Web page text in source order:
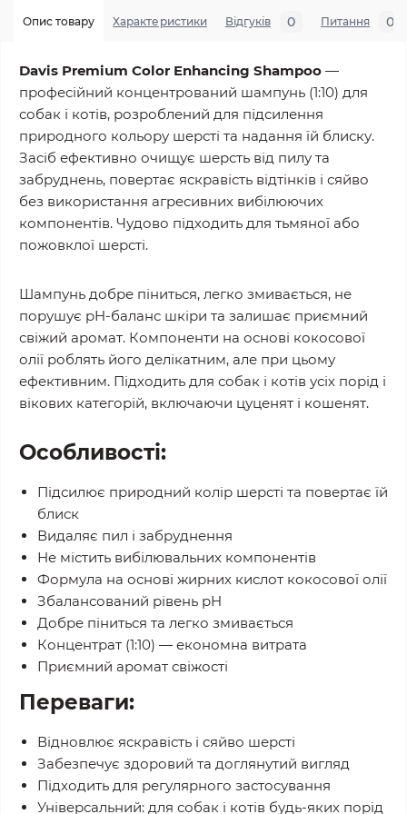
Опис товару Характеристики Відгуків 0 Питання 0
Davis Premium Color Enhancing Shampoo —
професійний концентрований шампунь (1:10) для
собак і котів, розроблений для підсилення
природного кольору шерсті та надання їй блиску.
Засіб ефективно очищує шерсть від пилу та
забруднень, повертає яскравість відтінків і сяйво
без використання агресивних вибілюючих
компонентів. Чудово підходить для тьмяної або
пожовклої шерсті.
Шампунь добре піниться, легко змивається, не
порушує pH-баланс шкіри та залишає приємний
свіжий аромат. Компоненти на основі кокосової
олії роблять його делікатним, але при цьому
ефективним. Підходить для собак і котів усіх порід і
вікових категорій, включаючи цуценят і кошенят.
Особливості:
Підсилює природний колір шерсті та повертає їй
блиск
Видаляє пил і забруднення
Не містить вибілювальних компонентів
Формула на основі жирних кислот кокосової олії
Збалансований рівень pH
Добре піниться та легко змивається
Концентрат (1:10) — економна витрата
Приємний аромат свіжості
Переваги:
Відновлює яскравість і сяйво шерсті
Забезпечує здоровий та доглянутий вигляд
Підходить для регулярного застосування
Універсальний: для собак і котів будь-яких порід